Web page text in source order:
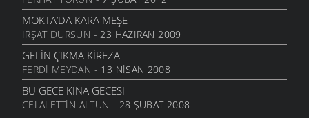
MOKTA’DA KARA MEŞE
İRŞAT DURSUN - 23 HAZIRAN 2009
GELIN ÇIKMA KIREZA
FERDI MEYDAN - 13 NISAN 2008
BU GECE KINA GECESI
CELALETTIN ALTUN - 28 ŞUBAT 2008